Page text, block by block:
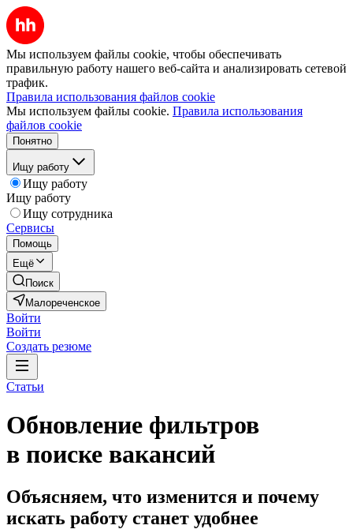
Мы используем файлы cookie, чтобы обеспечивать
правильную работу нашего веб-сайта и анализировать сетевой
трафик.
Правила использования файлов cookie
Мы используем файлы cookie. Правила использования
файлов cookie
Понятно
Ищу работу
Ищу работу
Ищу работу
Ищу сотрудника
Сервисы
Помощь
Ещё
Поиск
Малореченское
Войти
Войти
Создать резюме
Статьи
Обновление фильтров
в поиске вакансий
Объясняем, что изменится и почему
искать работу станет удобнее